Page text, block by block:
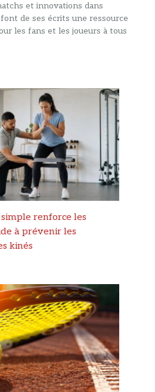
et innovations dans
de ses écrits une ressource
les fans et les joueurs à tous
renforce les
à prévenir les
kinés